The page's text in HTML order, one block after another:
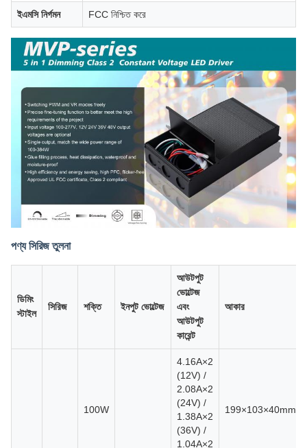
ইএমসি নির্গমন FCC নিশ্চিত করে
পণ্য সিরিজ তুলনা
ডিমিং
স্টাইল
সিরিজ শক্তি ইনপুট ভোল্টেজ
আউটপুট
ভোল্টেজ
এবং
আউটপুট
কারেন্ট
আকার
100W
4.16A×2
(12V) /
2.08A×2
(24V) /
1.38A×2
(36V) /
1.04A×2
199×103×40mm